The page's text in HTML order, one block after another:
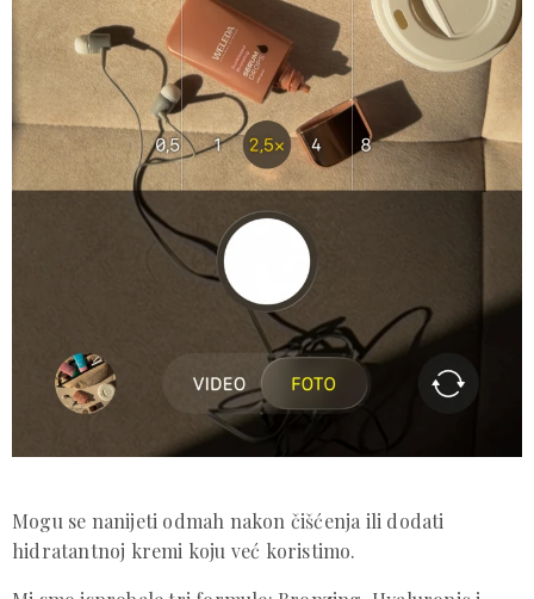
Mogu se nanijeti odmah nakon čišćenja ili dodati
hidratantnoj kremi koju već koristimo.